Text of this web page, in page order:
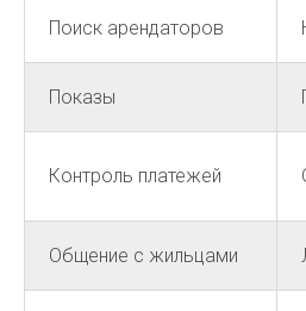
Поиск арендаторов
Показы
Контроль платежей
Общение с жильцами